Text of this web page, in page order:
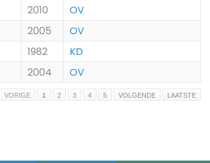
2010
OV
2005
OV
1982
KD
2004 OV
VORIGE 1 2 3 4 5 VOLGENDE LAATSTE